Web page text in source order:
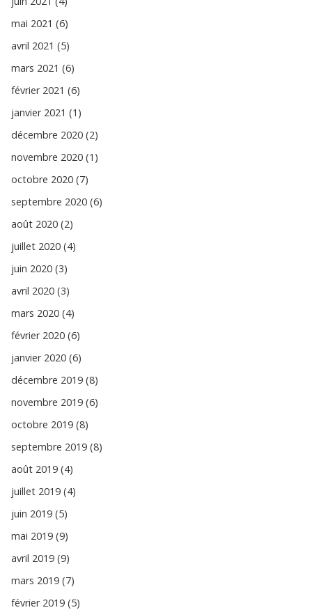
mai 2021 (6)
avril 2021 (5)
mars 2021 (6)
février 2021 (6)
janvier 2021 (1)
décembre 2020 (2)
novembre 2020 (1)
octobre 2020 (7)
septembre 2020 (6)
août 2020 (2)
juillet 2020 (4)
juin 2020 (3)
avril 2020 (3)
mars 2020 (4)
février 2020 (6)
janvier 2020 (6)
décembre 2019 (8)
novembre 2019 (6)
octobre 2019 (8)
septembre 2019 (8)
août 2019 (4)
juillet 2019 (4)
juin 2019 (5)
mai 2019 (9)
avril 2019 (9)
mars 2019 (7)
février 2019 (5)